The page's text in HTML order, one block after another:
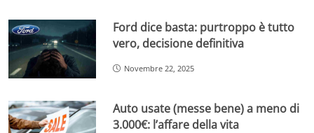
Ford dice basta: purtroppo è tutto
vero, decisione definitiva
Novembre 22, 2025
Auto usate (messe bene) a meno di
3.000€: l’affare della vita